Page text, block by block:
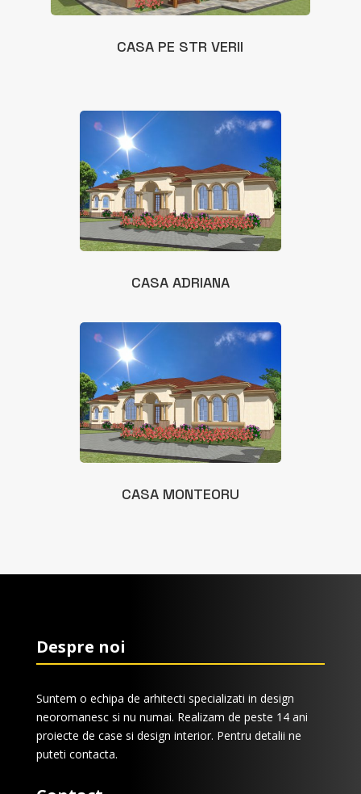
CASA PE STR VERII
CASA ADRIANA
CASA MONTEORU
Despre noi
Suntem o echipa de arhitecti specializati in design
neoromanesc si nu numai. Realizam de peste 14 ani
proiecte de case si design interior. Pentru detalii ne
puteti contacta.